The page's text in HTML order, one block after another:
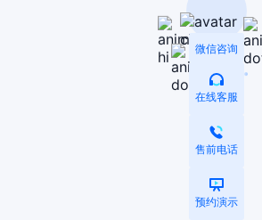
微信咨询
在线客服
售前电话
预约演示